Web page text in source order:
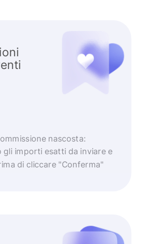
nascosta:
gli importi esatti da inviare e
di cliccare "Conferma"